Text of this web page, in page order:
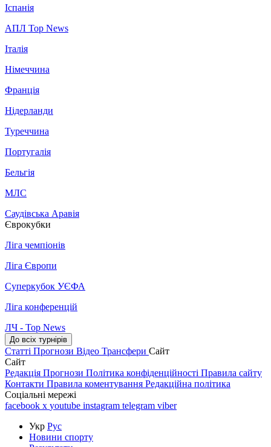
Іспанія
АПЛ Top News
Італія
Німеччина
Франція
Нідерланди
Туреччина
Португалія
Бельгія
МЛС
Саудівська Аравія
Єврокубки
Ліга чемпіонів
Ліга Європи
Суперкубок УЄФА
Ліга конференцій
ЛЧ - Top News
До всіх турнірів
Статті Прогнози Відео Трансфери Сайт
Сайт
Редакція Прогнози Політика конфіденційності Правила сайту
Контакти Правила коментування Редакційна політика
Соціальні мережі
facebook x youtube instagram telegram viber
Укр Рус
Новини спорту